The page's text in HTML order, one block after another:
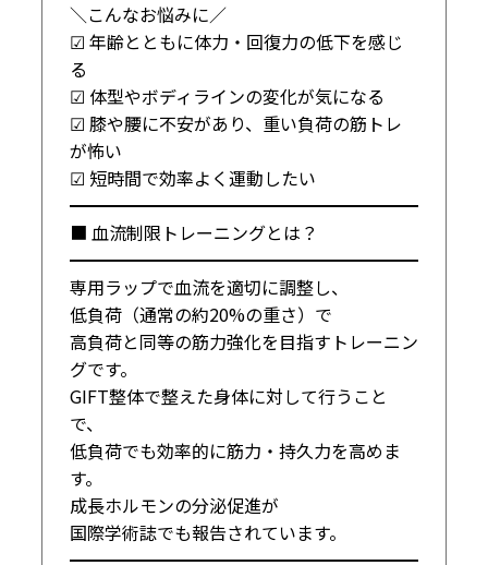
＼こんなお悩みに／
☑ 年齢とともに体力・回復力の低下を感じ
る
☑ 体型やボディラインの変化が気になる
☑ 膝や腰に不安があり、重い負荷の筋トレ
が怖い
☑ 短時間で効率よく運動したい
━━━━━━━━━━━━━━━━━━━━
■ 血流制限トレーニングとは？
━━━━━━━━━━━━━━━━━━━━
専用ラップで血流を適切に調整し、
低負荷（通常の約20%の重さ）で
高負荷と同等の筋力強化を目指すトレーニン
グです。
GIFT整体で整えた身体に対して行うこと
で、
低負荷でも効率的に筋力・持久力を高めま
す。
成長ホルモンの分泌促進が
国際学術誌でも報告されています。